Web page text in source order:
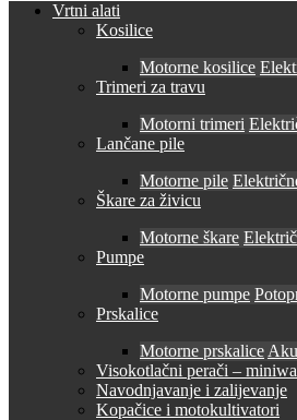
Vrtni alati
Kosilice
Motorne kosilice
Trimeri za travu
Motorni trimeri
Lančane pile
Motorne pile
Škare za živicu
Motorne škare
Pumpe
Motorne pumpe
Prskalice
Motorne prskalice
Visokotlačni perači –
Navodnjavanje i zalijevanje
Kopačice i motokultivatori